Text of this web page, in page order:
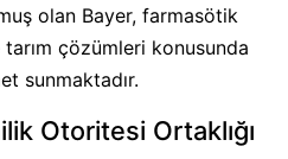
olan Bayer, farmasötik
çözümleri konusunda
sunmaktadır.
Otoritesi Ortaklığı